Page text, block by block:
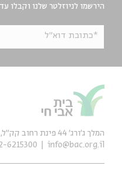
הירשמו לניוזלטר שלנו וקבלו
*כתובת דוא"ל
המלך ג'ורג' 44 פינת רחוב קק״ל, ירושלים
info@bac.org.il
6215300